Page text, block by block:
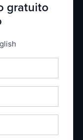
gratuito